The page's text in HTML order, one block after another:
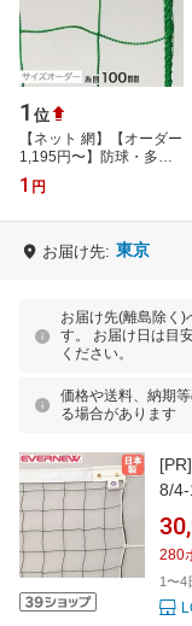
1 位
【ネット 網】【オーダー
1,195円〜】防球・多目
的ネット サイズオーダー
108番 網目100mm 線径
1 円
お届け先: 東京
お届け先(離島除く)
す。 お届け日は目
ください。
価格や送料、納期
る場合があります
[PR]
8/4-
帯
プ
ー
280
1〜4